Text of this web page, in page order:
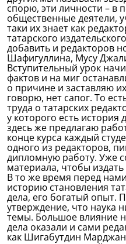
спорю, эти личности – в
общественные деятели,
таки их знает как
татарского
добавить и редакторов
Шафигуллина, Мусу
Вступительный урок
фактов и на миг
о причине и заставляю
говорю, нет сапог. То
труда о татарских
у которого есть
здесь же предлагаю
конце курса каждый
одного из редакторов,
дипломную работу. Уже
материала, чтобы
В то же время перед
историю становления
дела, его богатый опыт.
утверждение, что наука
темы. Большое влияние
дела оказали и сами
как Шигабутдин